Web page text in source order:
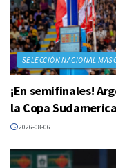
SELECCIÓN NACIONAL
¡En semifinales!
la Copa
2026-08-06